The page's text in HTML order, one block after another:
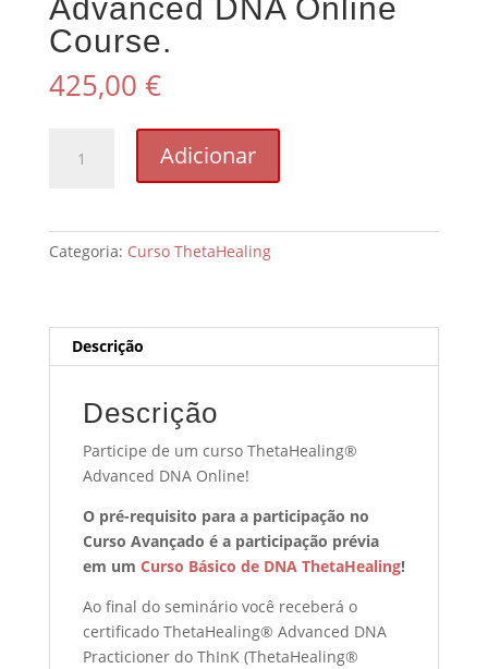
Advanced DNA Online
Course.
425,00 €
ThetaHealing®
Online
Adicionar
Categoria: Curso ThetaHealing
Descrição
Descrição
Participe de um curso ThetaHealing®
Advanced DNA Online!
O pré-requisito para a participação no
Curso Avançado é a participação prévia
em um Curso Básico de DNA ThetaHealing!
Ao final do seminário você receberá o
certificado ThetaHealing® Advanced DNA
Practicioner do ThInK (ThetaHealing®